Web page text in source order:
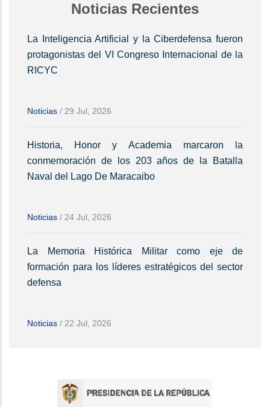
Noticias Recientes
La Inteligencia Artificial y la Ciberdefensa fueron
protagonistas del VI Congreso Internacional de la
RICYC
Noticias / 29 Jul, 2026
Historia, Honor y Academia marcaron la
conmemoración de los 203 años de la Batalla
Naval del Lago De Maracaibo
Noticias / 24 Jul, 2026
La Memoria Histórica Militar como eje de
formación para los líderes estratégicos del sector
defensa
Noticias / 22 Jul, 2026